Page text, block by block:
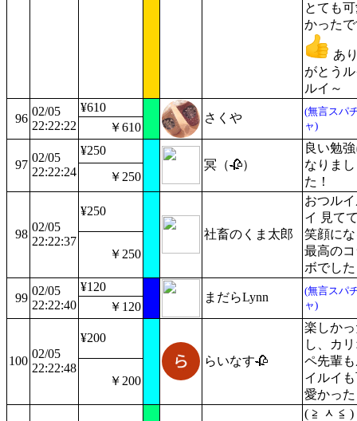
とても
かった
あ
がとう
ルイ～
96
02/05
22:22:22
¥610
さくや
(無言スパ
ャ)
￥610
97
02/05
22:22:24
¥250
冥（🥀）
良い勉
なりまし
た！
￥250
98
02/05
22:22:37
¥250
社畜のくま太郎
おつル
イ 見て
笑顔に
最高の
ボでした
￥250
99
02/05
22:22:40
¥120
まだらLynn
(無言スパ
ャ)
￥120
100
02/05
22:22:48
¥200
らいなす🥀
楽しか
し、カ
ペ先輩
イルイ
愛かった
￥200
( ≧ ᆺ ≦ )